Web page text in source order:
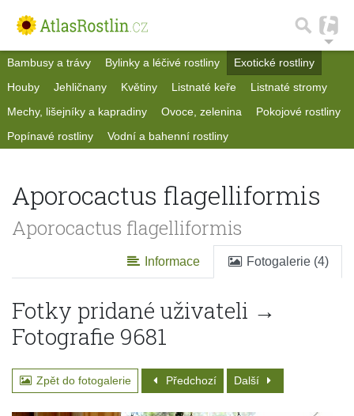
Bambusy a trávy Bylinky a léčivé rostliny
Exotické rostliny
Houby
Jehličnany Květiny Listnaté keře
Listnaté stromy
Mechy, lišejníky a kapradiny
Ovoce, zelenina
Pokojové rostliny
Popínavé rostliny
Vodní a bahenní rostliny
Aporocactus flagelliformis
Aporocactus flagelliformis
Informace Fotogalerie (4)
Fotky pridané uživateli →
Fotografie 9681
Zpět do fotogalerie Předchozí Další